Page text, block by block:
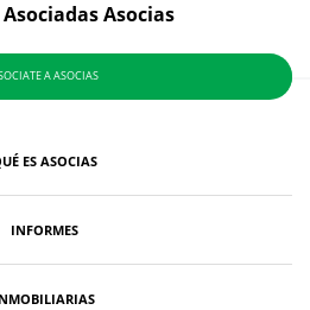
Asocias
A ASOCIAS
ES ASOCIAS
INFORMES